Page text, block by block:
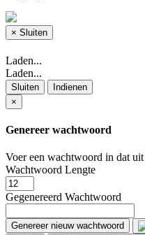
× Sluiten
Laden...
Laden...
Sluiten
Indienen
×
Genereer wachtwoord
Voer een wachtwoord in dat
Wachtwoord Lengte
Gegenereerd Wachtwoord
Genereer nieuw wachtwoord